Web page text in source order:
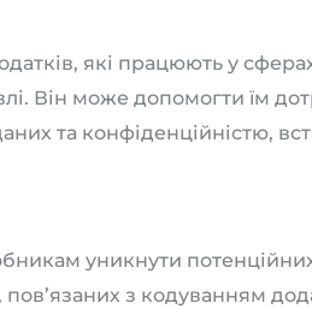
які працюють у
Він може допомогти їм
та конфіденційністю,
уникнути
пов’язаних з кодуванням